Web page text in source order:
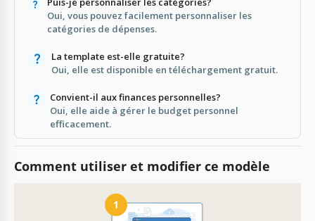
Oui, vous pouvez facilement personnaliser les
catégories de dépenses.
La template est-elle gratuite?
Oui, elle est disponible en téléchargement gratuit.
Convient-il aux finances personnelles?
Oui, elle aide à gérer le budget personnel
efficacement.
Comment utiliser et modifier ce modèle
1